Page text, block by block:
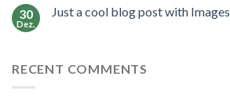
30
Dez.
Just a cool blog post with Images
RECENT COMMENTS